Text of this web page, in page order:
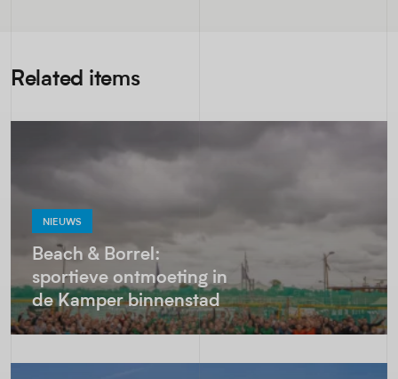
Related items
NIEUWS
Beach & Borrel:
sportieve ontmoeting in
de Kamper binnenstad